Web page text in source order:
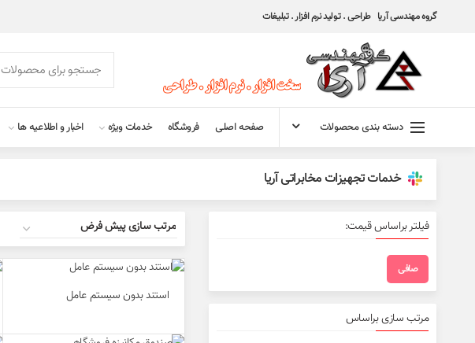
گروه مهندسی آریا طراحی . تولید نرم افزار . تبلیغات
دسته بندی محصولات صفحه اصلی فروشگاه خدمات ویژه اخبار و اطلاعیه ها
خدمات تجهیزات مخابراتی آریا
فیلتر براساس قیمت:
حداقل
قیمت
حداكثر
قيمت
صافی
مرتب سازی براساس
استند بدون سیستم عامل